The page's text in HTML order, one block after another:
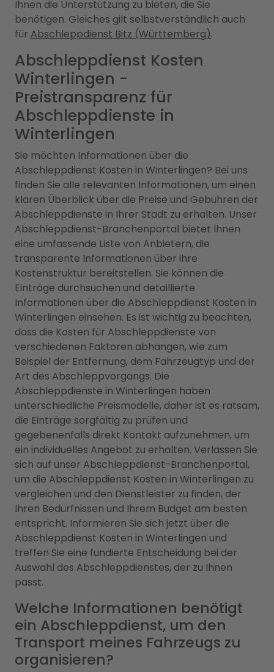
Ihnen die Unterstützung zu bieten, die Sie
benötigen. Gleiches gilt selbstverständlich auch
für Abschleppdienst Bitz (Württemberg).
Abschleppdienst Kosten
Winterlingen -
Preistransparenz für
Abschleppdienste in
Winterlingen
Sie möchten Informationen über die
Abschleppdienst Kosten in Winterlingen? Bei uns
finden Sie alle relevanten Informationen, um einen
klaren Überblick über die Preise und Gebühren der
Abschleppdienste in Ihrer Stadt zu erhalten. Unser
Abschleppdienst-Branchenportal bietet Ihnen
eine umfassende Liste von Anbietern, die
transparente Informationen über ihre
Kostenstruktur bereitstellen. Sie können die
Einträge durchsuchen und detaillierte
Informationen über die Abschleppdienst Kosten in
Winterlingen einsehen. Es ist wichtig zu beachten,
dass die Kosten für Abschleppdienste von
verschiedenen Faktoren abhängen, wie zum
Beispiel der Entfernung, dem Fahrzeugtyp und der
Art des Abschleppvorgangs. Die
Abschleppdienste in Winterlingen haben
unterschiedliche Preismodelle, daher ist es ratsam,
die Einträge sorgfältig zu prüfen und
gegebenenfalls direkt Kontakt aufzunehmen, um
ein individuelles Angebot zu erhalten. Verlassen Sie
sich auf unser Abschleppdienst-Branchenportal,
um die Abschleppdienst Kosten in Winterlingen zu
vergleichen und den Dienstleister zu finden, der
Ihren Bedürfnissen und Ihrem Budget am besten
entspricht. Informieren Sie sich jetzt über die
Abschleppdienst Kosten in Winterlingen und
treffen Sie eine fundierte Entscheidung bei der
Auswahl des Abschleppdienstes, der zu Ihnen
passt.
Welche Informationen benötigt
ein Abschleppdienst, um den
Transport meines Fahrzeugs zu
organisieren?